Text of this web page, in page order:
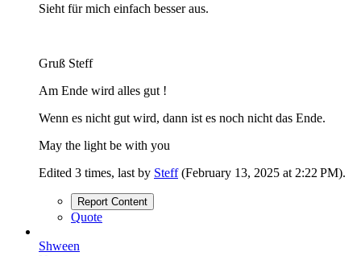
Sieht für mich einfach besser aus.
Gruß Steff
Am Ende wird alles gut !
Wenn es nicht gut wird, dann ist es noch nicht das Ende.
May the light be with you
Edited 3 times, last by Steff(February 13, 2025 at 2:22 PM).
Report Content
Quote
Shween